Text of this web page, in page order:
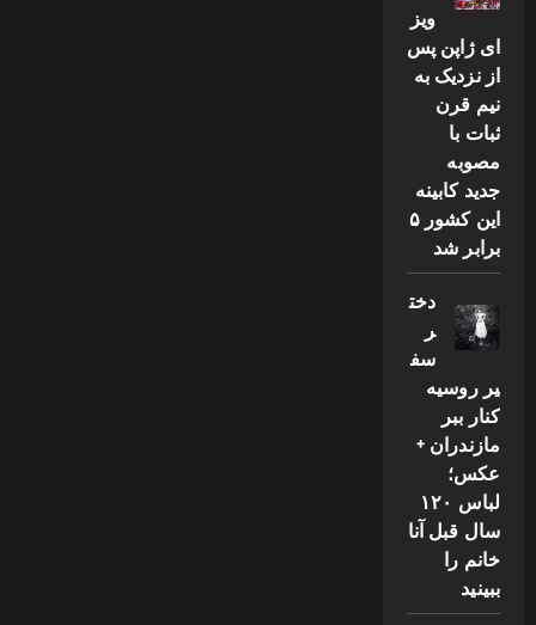
ویز
ای ژاپن پس
از نزدیک به
نیم قرن
ثبات با
مصوبه
جدید کابینه
این کشور ۵
برابر شد
دخت
ر
سف
یر روسیه
کنار ببر
مازندران +
عکس؛
لباس ۱۲۰
سال قبل آنا
خانم را
ببینید